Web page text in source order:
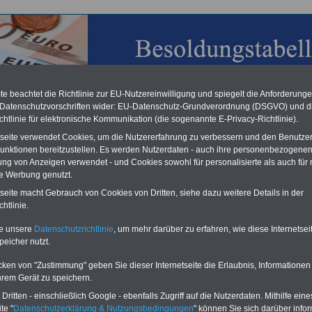
für Beamte & Ruhestandsbeamte (geringe Alimentation)
hat die Berliner Landesbesoldung für verfassungs-
(Berlin muss bisMärz 2027 eine Neuregelung der Besoldung
Auch beim Bund (Beamte & Ruhestandsbeamte) gibt es teilweise
(Medienberichten zufolge liegt diese für
mind. 3.000 und 13.000 Euro, Der INFO-SERVICE gibt hierzu eine
heraus, die unmittelbar nach dem Beschluss des Gesetzentwurfs der
vorgelegt wird (wahrscheinlich im Quartal.2026 >>>
Besoldungsgesetz (HBesG): § 38
OnlineS ervicefür 10 Euro
beachtet die Richtlinie zur EU-Nutzereinwilligung und spiegelt die
wider: EU-Datenschutz-Grundverordnung (DSGVO) und
für elektronische Kommunikation (die sogenannte E-Privacy-Richtlinie).
verwendet Cookies, um die Nutzererfahrung zu verbessern und den
bereitzustellen. Es werden Nutzerdaten - auch ihre
von Anzeigen verwendet - und Cookies sowohl für personalisierte als auch für
Werbung genutzt.
macht Gebrauch von Cookies von Dritten, siehe dazu weitere Details in der
unsere Datenschutzrichtlinie, um mehr darüber zu erfahren, wie diese
nutzt.
von "Zustimmung" geben Sie dieser Internetseite die Erlaubnis,
Gerät zu speichern.
- einschließlich Google - ebenfalls Zugriff auf die Nutzerdaten. Mithilfe
"Datenschutzerklärung & Nutzungsbedingungen" können Sie sich darüber